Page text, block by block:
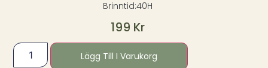
Brinntid:40H
199 Kr
Lägg Till I Varukorg